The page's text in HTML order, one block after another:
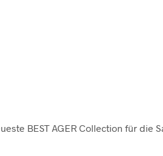
BEST AGER Collection für die